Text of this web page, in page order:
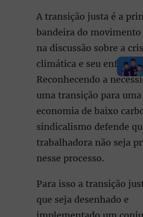
A transição justa é a
bandeira do
na discussão sobre a
climática e seu
Reconhecendo a
uma transição para uma
economia de baixo
sindicalismo defende
trabalhadora não seja
nesse processo.
Para isso a transição
que seja desenhado e